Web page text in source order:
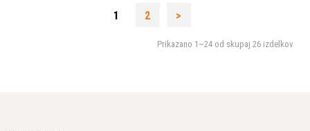
1 2 >
Prikazano 1~24 od skupaj 26 izdelkov